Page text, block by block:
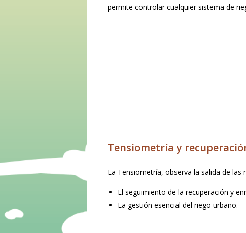
permite controlar cualquier sistema de
Tensiometría y
La Tensiometría, observa la salida de
El seguimiento de la recuperación y
La gestión esencial del riego urbano.